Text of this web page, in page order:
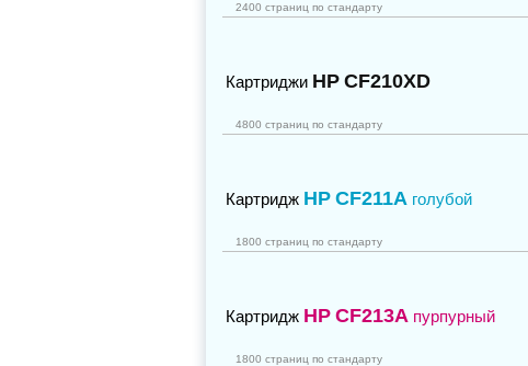
2400 страниц по стандарту
Картриджи HP CF210XD
4800 страниц по стандарту
Картридж HP CF211A голубой
1800 страниц по стандарту
Картридж HP CF213A пурпурный
1800 страниц по стандарту